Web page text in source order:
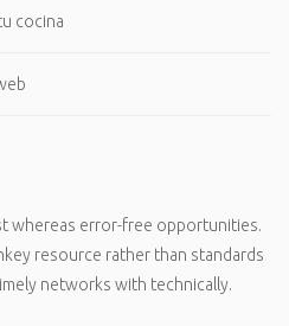
cocina
whereas error-free opportunities.
resource rather than standards
networks with technically.